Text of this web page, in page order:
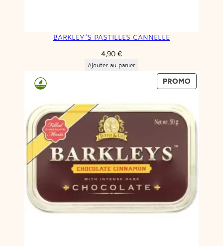
BARKLEY’S PASTILLES CANNELLE
4,90 €
Ajouter au panier
PROMOPRODUIT
EN